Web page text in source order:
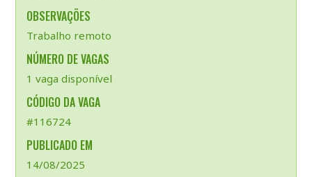
OBSERVAÇÕES
Trabalho remoto
NÚMERO DE VAGAS
1 vaga disponível
CÓDIGO DA VAGA
#116724
PUBLICADO EM
14/08/2025